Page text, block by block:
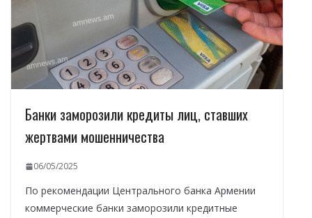
Банки заморозили кредиты лиц, ставших
жертвами мошенничества
06/05/2025
По рекомендации Центрального банка Армении
коммерческие банки заморозили кредитные